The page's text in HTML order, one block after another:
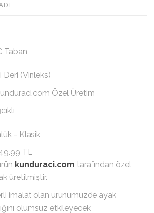
Taban
Deri (Vinleks)
Özel Üretim
- Klasik
TL
kunduraci.com tarafından özel
üretilmiştir.
imalat olan ürünümüzde ayak
olumsuz etkileyecek